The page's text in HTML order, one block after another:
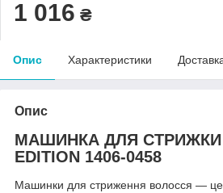
1 016 ₴
Опис Характеристики
Опис
МАШИНКА ДЛЯ СТРИЖКИ
EDITION 1406-0458
Машинки для стриження волосся — це